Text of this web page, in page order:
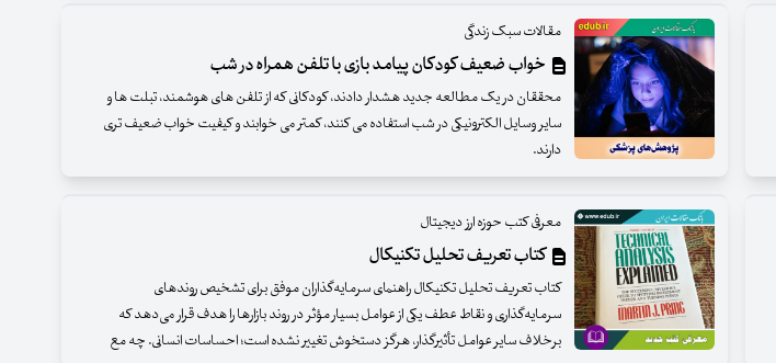
مقالات سبک زندگی
خواب ضعیف کودکان پیامد بازی با تلفن همراه در شب
محققان در یک مطالعه جدید هشدار دادند، کودکانی که از تلفن های هوشمند، تبلت ها و
سایر وسایل الکترونیکی در شب استفاده می کنند، کمتر می خوابند و کیفیت خواب ضعیف تری
دارند.
معرفی کتب حوزه ارز دیجیتال
کتاب تعریف تحلیل تکنیکال
کتاب تعریف تحلیل تکنیکال راهنمای سرمایه‌گذاران موفق برای تشخیص روندهای
سرمایه‌گذاری و نقاط عطف یکی از عوامل بسیار مؤثر در روند بازارها را هدف قرار می‌دهد که
برخلاف سایر عوامل تأثیرگذار، هرگز دستخوش تغییر نشده است؛ احساسات انسانی. چه مع